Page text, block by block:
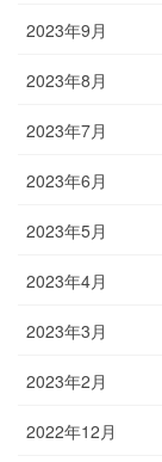
2023年9月
2023年8月
2023年7月
2023年6月
2023年5月
2023年4月
2023年3月
2023年2月
2022年12月